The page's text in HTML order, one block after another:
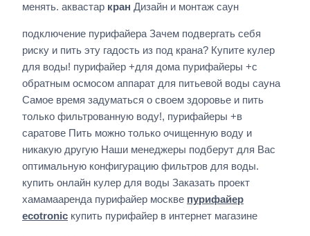
менять. аквастар кран Дизайн и монтаж саун
подключение пурифайера Зачем подвергать себя
риску и пить эту гадость из под крана? Купите кулер
для воды! пурифайер +для дома пурифайеры +с
обратным осмосом аппарат для питьевой воды сауна
Самое время задуматься о своем здоровье и пить
только фильтрованную воду!, пурифайеры +в
саратове Пить можно только очищенную воду и
никакую другую Наши менеджеры подберут для Вас
оптимальную конфигурацию фильтров для воды.
купить онлайн кулер для воды Заказать проект
хамамааренда пурифайер москве пурифайер
ecotronic купить пурифайер в интернет магазине